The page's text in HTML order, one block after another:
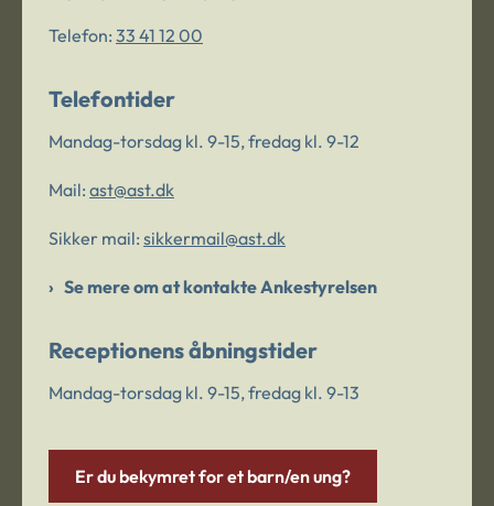
Telefon: 33 41 12 00
Telefontider
Mandag-torsdag kl. 9-15, fredag kl. 9-12
Mail: ast@ast.dk
Sikker mail: sikkermail@ast.dk
Se mere om at kontakte Ankestyrelsen
Receptionens åbningstider
Mandag-torsdag kl. 9-15, fredag kl. 9-13
Er du bekymret for et barn/en ung?